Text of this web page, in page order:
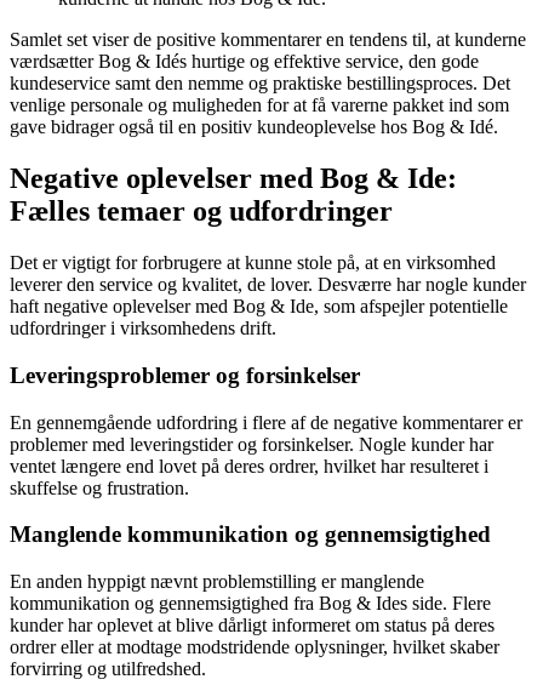
Samlet set viser de positive kommentarer en tendens til, at kunderne
værdsætter Bog & Idés hurtige og effektive service, den gode
kundeservice samt den nemme og praktiske bestillingsproces. Det
venlige personale og muligheden for at få varerne pakket ind som
gave bidrager også til en positiv kundeoplevelse hos Bog & Idé.
Negative oplevelser med Bog & Ide:
Fælles temaer og udfordringer
Det er vigtigt for forbrugere at kunne stole på, at en virksomhed
leverer den service og kvalitet, de lover. Desværre har nogle kunder
haft negative oplevelser med Bog & Ide, som afspejler potentielle
udfordringer i virksomhedens drift.
Leveringsproblemer og forsinkelser
En gennemgående udfordring i flere af de negative kommentarer er
problemer med leveringstider og forsinkelser. Nogle kunder har
ventet længere end lovet på deres ordrer, hvilket har resulteret i
skuffelse og frustration.
Manglende kommunikation og gennemsigtighed
En anden hyppigt nævnt problemstilling er manglende
kommunikation og gennemsigtighed fra Bog & Ides side. Flere
kunder har oplevet at blive dårligt informeret om status på deres
ordrer eller at modtage modstridende oplysninger, hvilket skaber
forvirring og utilfredshed.